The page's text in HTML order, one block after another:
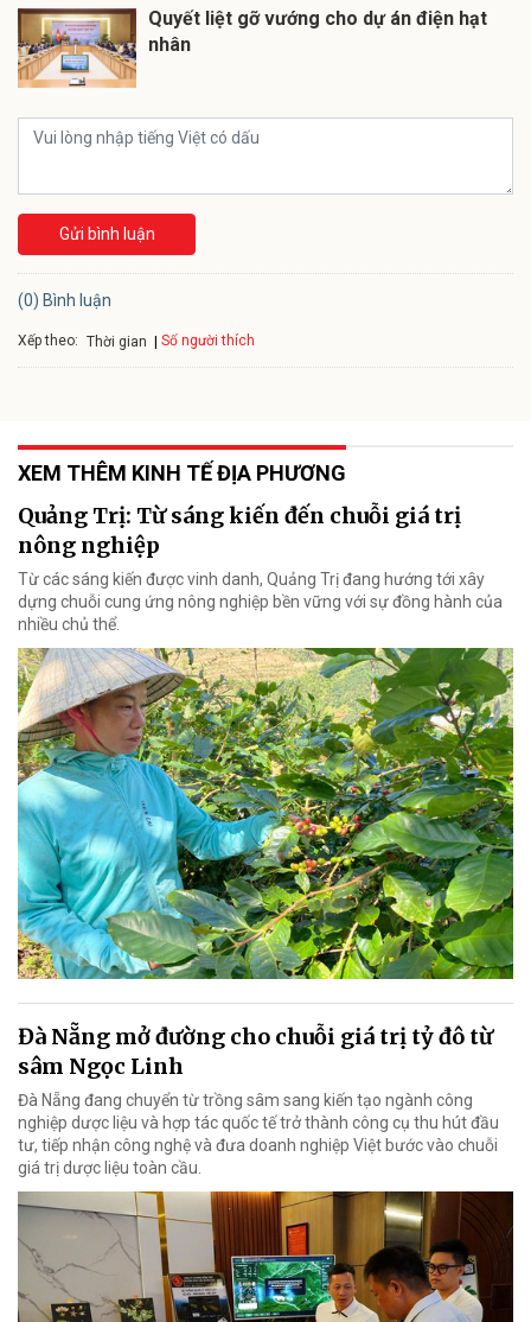
Quyết liệt gỡ vướng cho dự án điện hạt
nhân
Gửi bình luận
(0) Bình luận
Xếp theo: Thời gian Số người thích
XEM THÊM KINH TẾ ĐỊA PHƯƠNG
Quảng Trị: Từ sáng kiến đến chuỗi giá trị
nông nghiệp
Từ các sáng kiến được vinh danh, Quảng Trị đang hướng tới xây
dựng chuỗi cung ứng nông nghiệp bền vững với sự đồng hành của
nhiều chủ thể.
Đà Nẵng mở đường cho chuỗi giá trị tỷ đô từ
sâm Ngọc Linh
Đà Nẵng đang chuyển từ trồng sâm sang kiến tạo ngành công
nghiệp dược liệu và hợp tác quốc tế trở thành công cụ thu hút đầu
tư, tiếp nhận công nghệ và đưa doanh nghiệp Việt bước vào chuỗi
giá trị dược liệu toàn cầu.